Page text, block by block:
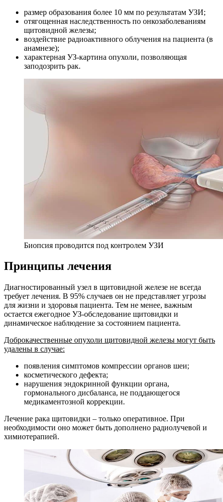
размер образования более 10 мм по результатам УЗИ;
отягощенная наследственность по онкозаболеваниям
щитовидной железы;
воздействие радиоактивного облучения на пациента (в
анамнезе);
характерная УЗ-картина опухоли, позволяющая
заподозрить рак.
Биопсия проводится под контролем УЗИ
Принципы лечения
Диагностированный узел в щитовидной железе не всегда
требует лечения. В 95% случаев он не представляет угрозы
для жизни и здоровья пациента. Тем не менее, важным
остается ежегодное УЗ-обследование щитовидки и
динамическое наблюдение за состоянием пациента.
Доброкачественные опухоли щитовидной железы могут быть
удалены в случае:
появления симптомов компрессии органов шеи;
косметического дефекта;
нарушения эндокринной функции органа,
гормонального дисбаланса, не поддающегося
медикаментозной коррекции.
Лечение рака щитовидки – только оперативное. При
необходимости оно может быть дополнено радиолучевой и
химиотерапией.